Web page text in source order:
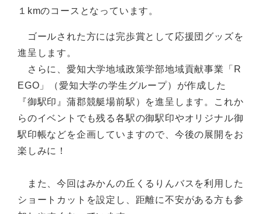
１kmのコースとなっています。
ゴールされた方には完歩賞として応援団グッズを
進呈します。
さらに、愛知大学地域政策学部地域貢献事業「R
EGO」（愛知大学の学生グループ）が作成した
『御駅印』蒲郡競艇場前駅）を進呈します。これか
らのイベントでも残る各駅の御駅印やオリジナル御
駅印帳などを企画していますので、今後の展開をお
楽しみに！
また、今回はみかんの丘くるりんバスを利用した
ショートカットを設定し、距離に不安がある方も参